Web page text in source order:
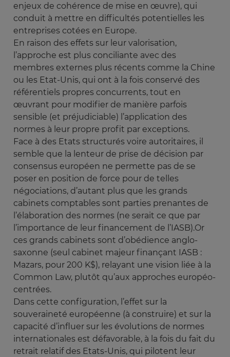
enjeux de cohérence de mise en œuvre), qui
conduit à mettre en difficultés potentielles les
entreprises cotées en Europe.
En raison des effets sur leur valorisation,
l’approche est plus conciliante avec des
membres externes plus récents comme la Chine
ou les Etat-Unis, qui ont à la fois conservé des
référentiels propres concurrents, tout en
œuvrant pour modifier de manière parfois
sensible (et préjudiciable) l’application des
normes à leur propre profit par exceptions.
Face à des Etats structurés voire autoritaires, il
semble que la lenteur de prise de décision par
consensus européen ne permette pas de se
poser en position de force pour de telles
négociations, d’autant plus que les grands
cabinets comptables sont parties prenantes de
l’élaboration des normes (ne serait ce que par
l’importance de leur financement de l’IASB).Or
ces grands cabinets sont d’obédience anglo-
saxonne (seul cabinet majeur finançant IASB :
Mazars, pour 200 K$), relayant une vision liée à la
Common Law, plutôt qu’aux approches européo-
centrées.
Dans cette configuration, l’effet sur la
souveraineté européenne (à construire) et sur la
capacité d’influer sur les évolutions de normes
internationales est défavorable, à la fois du fait du
retrait relatif des Etats-Unis, qui pilotent leur